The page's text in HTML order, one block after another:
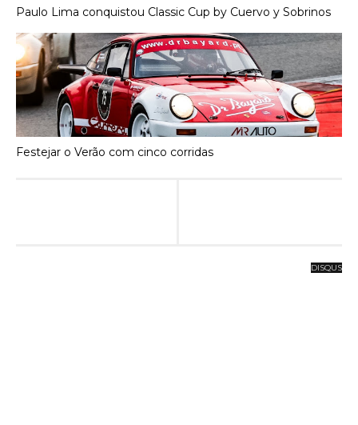
Paulo Lima conquistou Classic Cup by Cuervo y Sobrinos
Festejar o Verão com cinco corridas
DISQUS